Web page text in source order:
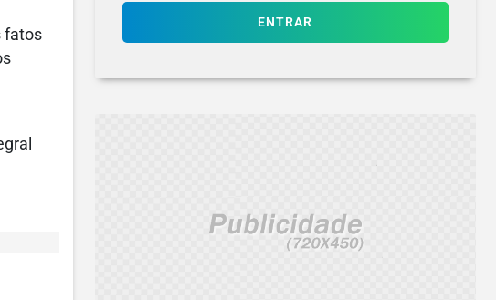
fatos
ENTRAR